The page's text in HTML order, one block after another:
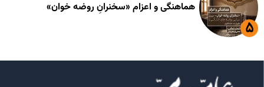
هماهنگی و اعزام «سخنرانِ روضه خوان»